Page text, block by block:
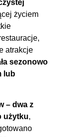
życiem
atrakcje
sezonowo
lub
– dwa z
użytku,